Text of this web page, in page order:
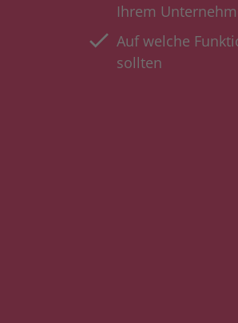
Ihrem
Auf welche
sollten